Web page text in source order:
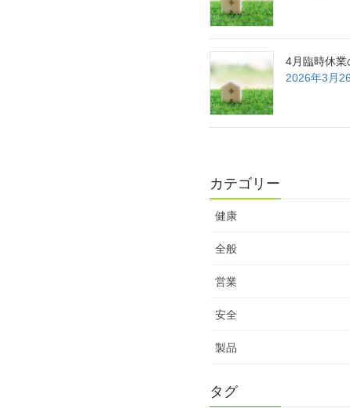
4月臨時休業
2026年3月
カテゴリー
健康
全般
営業
安全
製品
タグ